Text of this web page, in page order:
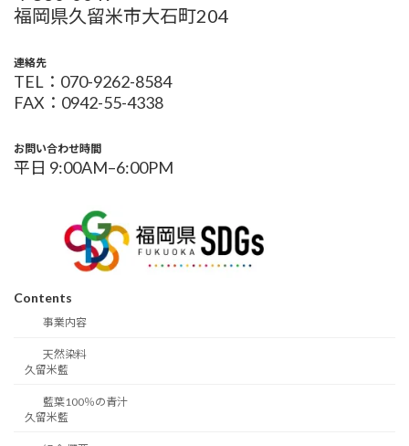
福岡県久留米市大石町204
連絡先
TEL：070-9262-8584
FAX：0942-55-4338
お問い合わせ時間
平日 9:00AM–6:00PM
Contents
事業内容
天然染料
久留米藍
藍葉100％の青汁
久留米藍